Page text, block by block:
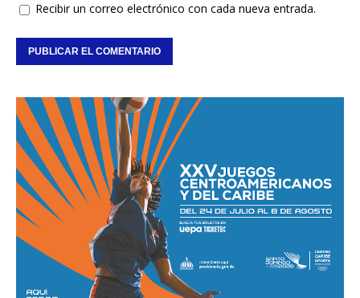
Recibir un correo electrónico con cada nueva entrada.